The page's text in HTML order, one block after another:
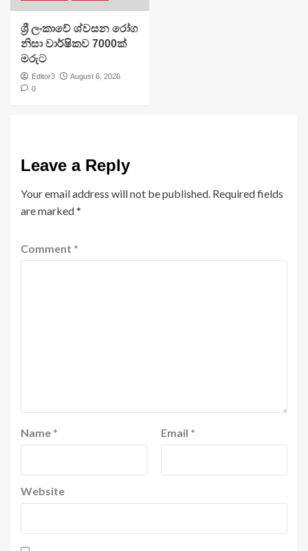
ශ්‍රී ලංකාවේ ශ්වසන රෝග
නිසා වාර්ෂිකව 7000ක්
මරුට
Editor3
August 6, 2026
0
Leave a Reply
Your email address will not be published. Required fields
are marked*
Comment *
Name * Email *
Website